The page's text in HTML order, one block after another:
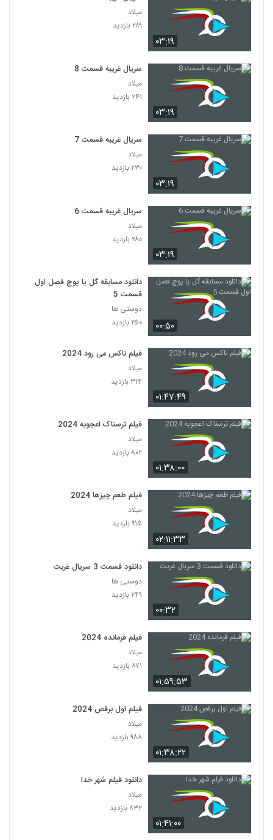
۰۳:۱۹
میلاد
۲۸۹ بازدید
۰۳:۱۹
سریال غریبه قسمت 8
میلاد
۲۴۱ بازدید
۰۳:۱۹
سریال غریبه قسمت 7
میلاد
۲۳۰ بازدید
۰۳:۱۹
سریال غریبه قسمت 6
میلاد
۲۸۰ بازدید
۰۰:۵۰
دانلود مسابقه گل یا پوچ فصل اول
قسمت 5
دوستی ها
۲۵۰ بازدید
۰۱:۴۷:۴۹
فیلم ناکس می رود 2024
میلاد
۳۱۴ بازدید
۰۱:۳۸:۰۰
فیلم ترسناک اعجوبه 2024
میلاد
۸۰۲ بازدید
۰۲:۱۱:۳۳
فیلم طعم چیزها 2024
میلاد
۹۱۵ بازدید
۰۰:۳۲
دانلود قسمت 3 سریال غربت
دوستی ها
۲۴۹ بازدید
۰۱:۵۹:۵۳
فیلم فرمانده 2024
میلاد
۸۷۱ بازدید
۰۱:۳۸:۲۲
فیلم اول برقص 2024
میلاد
۹۸۸ بازدید
۰۱:۴۱:۰۰
دانلود فیلم شهر خدا
میلاد
۸۳۲ بازدید